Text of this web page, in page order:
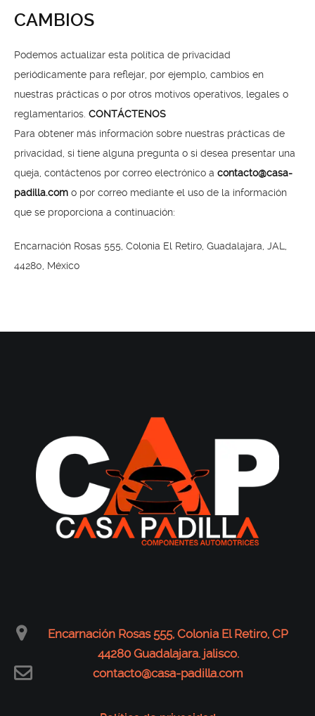
CAMBIOS
Podemos actualizar esta política de privacidad
periódicamente para reflejar, por ejemplo, cambios en
nuestras prácticas o por otros motivos operativos, legales o
reglamentarios. CONTÁCTENOS
Para obtener más información sobre nuestras prácticas de
privacidad, si tiene alguna pregunta o si desea presentar una
queja, contáctenos por correo electrónico a contacto@casa-
padilla.com o por correo mediante el uso de la información
que se proporciona a continuación:
Encarnación Rosas 555, Colonia El Retiro, Guadalajara, JAL,
44280, México
Encarnación Rosas 555, Colonia El Retiro, CP
44280 Guadalajara. jalisco.
contacto@casa-padilla.com